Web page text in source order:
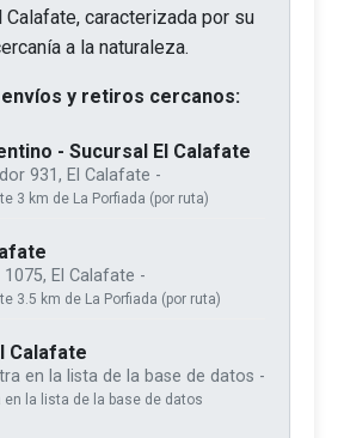
Calafate, caracterizada por su
a la naturaleza.
y retiros cercanos:
- Sucursal El Calafate
931, El Calafate -
3 km de La Porfiada (por ruta)
El Calafate -
3.5 km de La Porfiada (por ruta)
Calafate
en la lista de la base de datos -
en la lista de la base de datos